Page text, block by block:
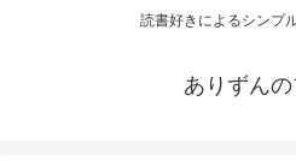
読書好きによるシンプ
ありずん